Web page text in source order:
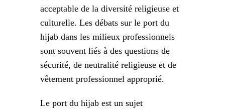
acceptable de la diversité religieuse et
culturelle. Les débats sur le port du
hijab dans les milieux professionnels
sont souvent liés à des questions de
sécurité, de neutralité religieuse et de
vêtement professionnel approprié.
Le port du hijab est un sujet